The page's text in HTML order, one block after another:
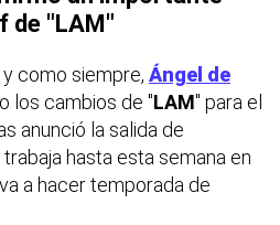
de "LAM"
como siempre, Ángel de
los cambios de "LAM" para el
anunció la salida de
trabaja hasta esta semana en
a hacer temporada de